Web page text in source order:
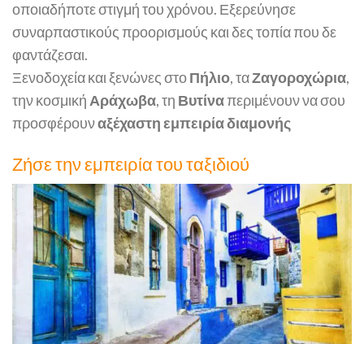
οποιαδήποτε στιγμή του χρόνου. Εξερεύνησε
συναρπαστικούς προορισμούς και δες τοπία που δε
φαντάζεσαι.
Ξενοδοχεία και ξενώνες στοΠήλιο, ταΖαγοροχώρια,
την κοσμικήΑράχωβα, τη Βυτίναπεριμένουν να σου
προσφέρουναξέχαστη εμπειρία διαμονής
Ζήσε την εμπειρία του ταξιδιού